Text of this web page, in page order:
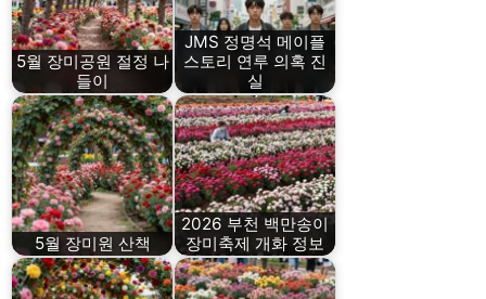
5월 장미공원 절정 나
들이
JMS 정명석 메이플
스토리 연루 의혹 진
실
5월 장미원 산책
2026 부천 백만송이
장미축제 개화 정보